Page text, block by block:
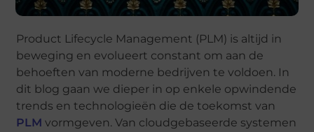
Product Lifecycle Management (PLM) is altijd in
beweging en evolueert constant om aan de
behoeften van moderne bedrijven te voldoen. In
dit blog gaan we dieper in op enkele opwindende
trends en technologieën die de toekomst van
PLM vormgeven. Van cloudgebaseerde systemen